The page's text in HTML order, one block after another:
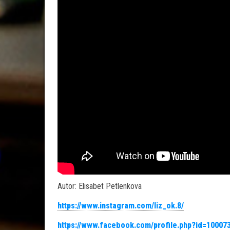
Autor: Elisabet Petlenkova
https://www.instagram.com/liz_ok.8/
https://www.facebook.com/